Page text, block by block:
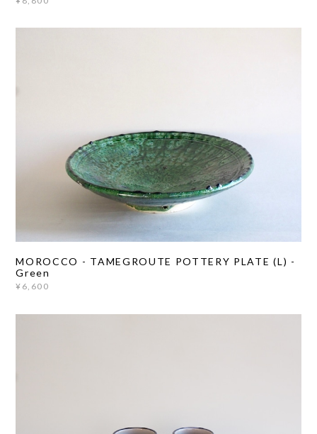
MOROCCO - TAMEGROUTE POTTERY PLATE (L) -
Green
¥6,600